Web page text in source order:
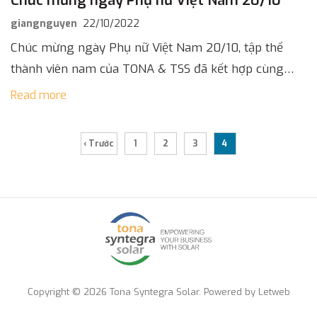
giangnguyen 22/10/2022
Chúc mừng ngày Phụ nữ Việt Nam 20/10, tập thể
thành viên nam của TONA & TSS đã kết hợp cùng
Công đoàn công ty và Phòng Hành chính Nhân […]
Read more
‹ Trước 1 2 3 4
Copyright © 2026 Tona Syntegra Solar. Powered by Letweb